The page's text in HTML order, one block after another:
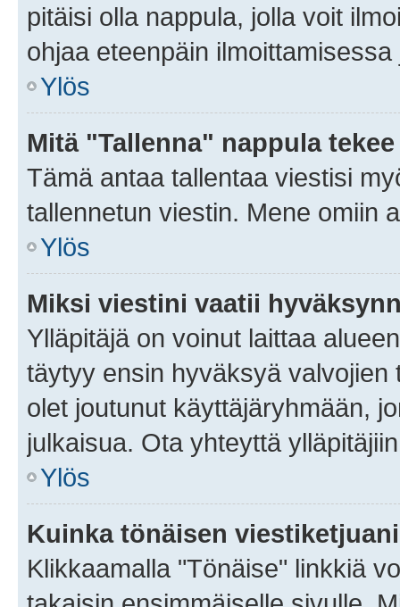
pitäisi olla nappula, jolla voit
ohjaa eteenpäin
Ylös
Mitä "Tallenna" nappula
Tämä antaa tallentaa viestisi
tallennetun viestin. Mene omiin
Ylös
Miksi viestini vaatii
Ylläpitäjä on voinut laittaa
täytyy ensin hyväksyä
olet joutunut käyttäjäryhmään,
julkaisua. Ota yhteyttä
Ylös
Kuinka tönäisen
Klikkaamalla "Tönäise" linkkiä